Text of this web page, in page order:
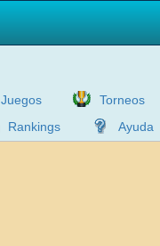
Juegos
Torneos
Rankings
Ayuda